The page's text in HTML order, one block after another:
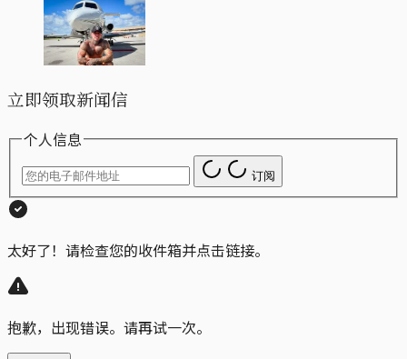
立即领取新闻信
个人信息
订阅
太好了！请检查您的收件箱并点击链接。
抱歉，出现错误。请再试一次。